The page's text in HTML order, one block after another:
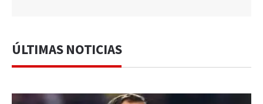
ÚLTIMAS NOTICIAS